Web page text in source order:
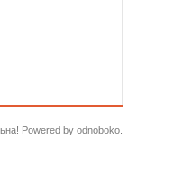
Powered by odnoboko.